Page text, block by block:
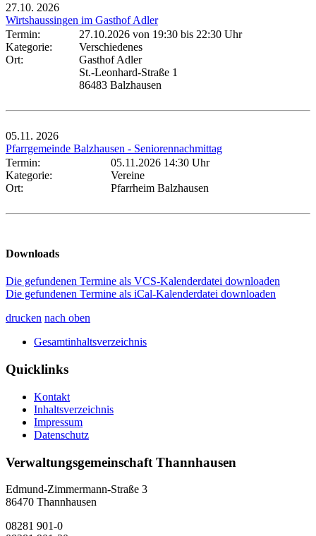
27.10. 2026
Wirtshaussingen im Gasthof Adler
Termin:
27.10.2026 von 19:30 bis 22:30 Uhr
Kategorie:
Verschiedenes
Ort:
Gasthof Adler
St.-Leonhard-Straße 1
86483 Balzhausen
05.11. 2026
Pfarrgemeinde Balzhausen - Seniorennachmittag
Termin:
05.11.2026 14:30 Uhr
Kategorie:
Vereine
Ort:
Pfarrheim Balzhausen
Downloads
Die gefundenen Termine als VCS-Kalenderdatei downloaden
Die gefundenen Termine als iCal-Kalenderdatei downloaden
drucken nach oben
Gesamtinhaltsverzeichnis
Quicklinks
Kontakt
Inhaltsverzeichnis
Impressum
Datenschutz
Verwaltungsgemeinschaft Thannhausen
Edmund-Zimmermann-Straße 3
86470 Thannhausen
08281 901-0